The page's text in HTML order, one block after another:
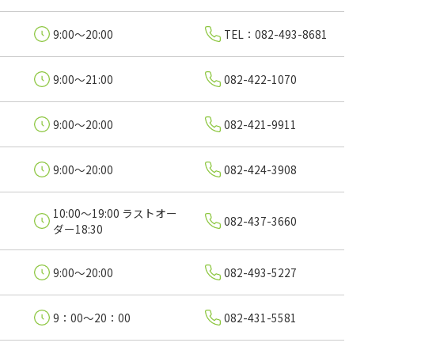
9:00～20:00 TEL：082-493-8681
9:00～21:00 082-422-1070
9:00～20:00 082-421-9911
9:00～20:00 082-424-3908
10:00～19:00 ラストオー
ダー18:30
082-437-3660
9:00～20:00 082-493-5227
9：00～20：00 082-431-5581